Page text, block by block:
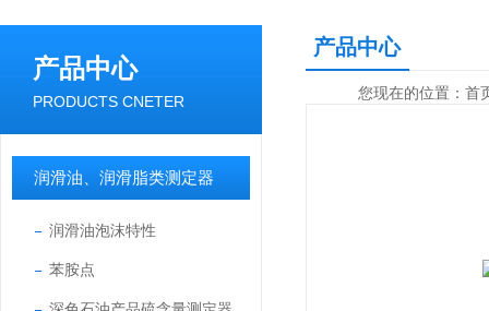
产品中心
PRODUCTS CNETER
润滑油、润滑脂类测定器
润滑油泡沫特性
苯胺点
产品中心
您现在的位置： 首